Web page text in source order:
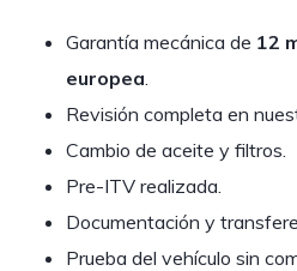
Garantía mecánica de 12
europea.
Revisión completa en
Cambio de aceite y filtros.
Pre-ITV realizada.
Documentación y
Prueba del vehículo sin